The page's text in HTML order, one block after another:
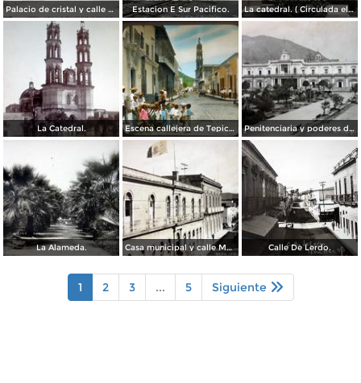
Palacio de cristal y calle de Lerdo.( Circulada el 26 de Diciembre de 1919 ). Estacion E Sur Pacifico. La catedral. ( Circulada el 7 de Agosto de 1955 ).
La Catedral. Escena callejera de Tepic Nayarit. Penitenciaria y poderes de el estado ( Circulada el 2 de Enero de 1936 ).
La Alameda. Casa municipal y calle Mexico. Calle De Lerdo.
1 2 3 ... 5 Siguiente